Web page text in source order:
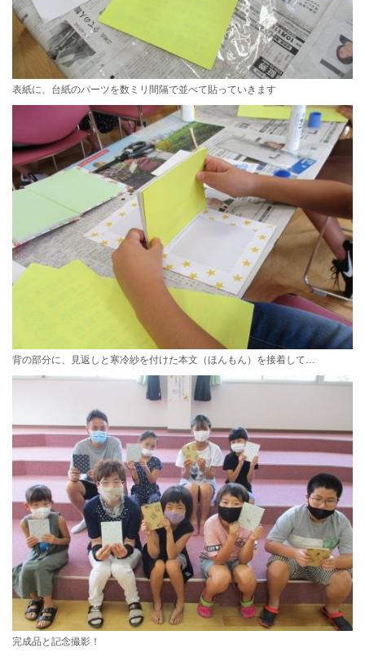
表紙に、台紙のパーツを数ミリ間隔で並べて貼っていきます
背の部分に、見返しと寒冷紗を付けた本文（ほんもん）を接着して…
完成品と記念撮影！